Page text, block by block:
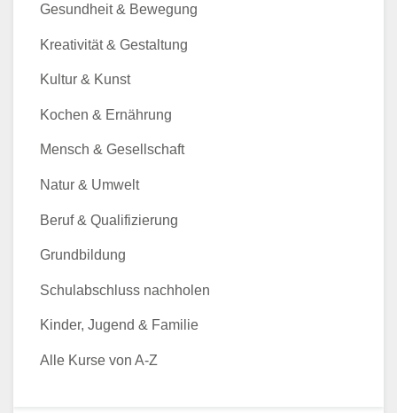
Gesundheit & Bewegung
Kreativität & Gestaltung
Kultur & Kunst
Kochen & Ernährung
Mensch & Gesellschaft
Natur & Umwelt
Beruf & Qualifizierung
Grundbildung
Schulabschluss nachholen
Kinder, Jugend & Familie
Alle Kurse von A-Z